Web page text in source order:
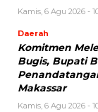
Kamis, 6 Agu 2026 -
Daerah
Komitmen
Bugis, Bupati
Makassar
Kamis, 6 Agu 2026 -